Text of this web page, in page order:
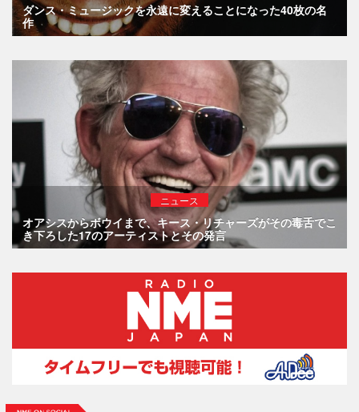
ダンス・ミュージックを永遠に変えることになった40枚の名
作
ニュース
オアシスからボウイまで、キース・リチャーズがその毒舌でこ
き下ろした17のアーティストとその発言